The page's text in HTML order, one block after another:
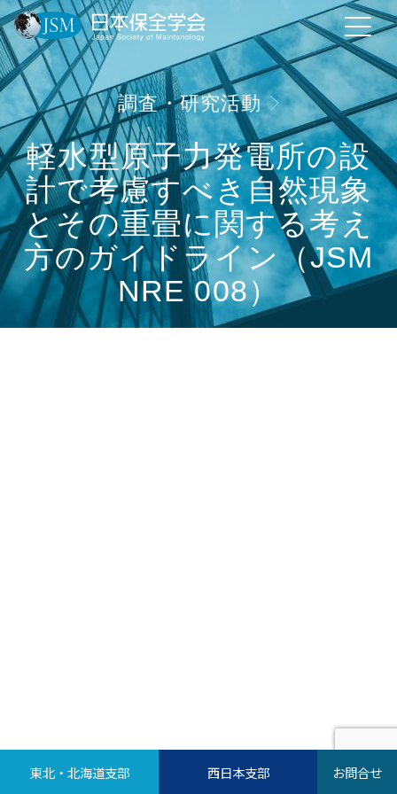
調査・研究活動
軽水型原子力発電所の設
計で考慮すべき自然現象
とその重畳に関する考え
方のガイドライン（JSM
NRE 008）
東北・北海道支部 西日本支部 お問合せ